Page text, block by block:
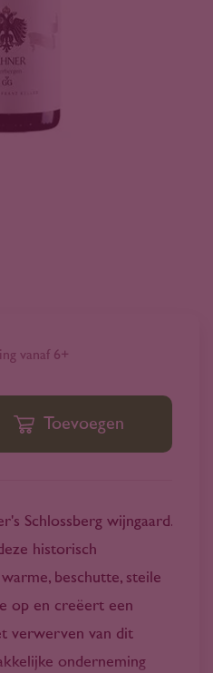
vanaf 6+
Toevoegen
Schlossberg wijngaard.
historisch
beschutte, steile
op en creëert een
verwerven van dit
onderneming